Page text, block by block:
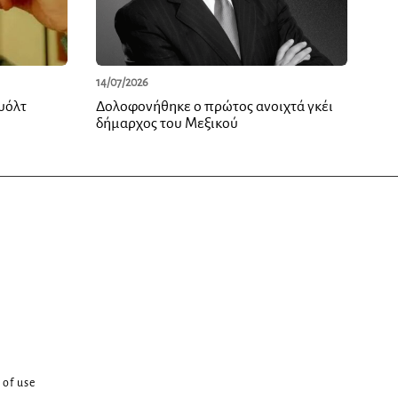
14/07/2026
Δολοφονήθηκε ο πρώτος ανοιχτά γκέι
δήμαρχος του Μεξικού
use